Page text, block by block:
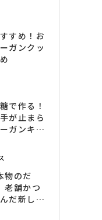
すめ！お
ガンクッ
で作る！
が止まら
ガンキャ
物のだ
老舗かつ
だ新しい